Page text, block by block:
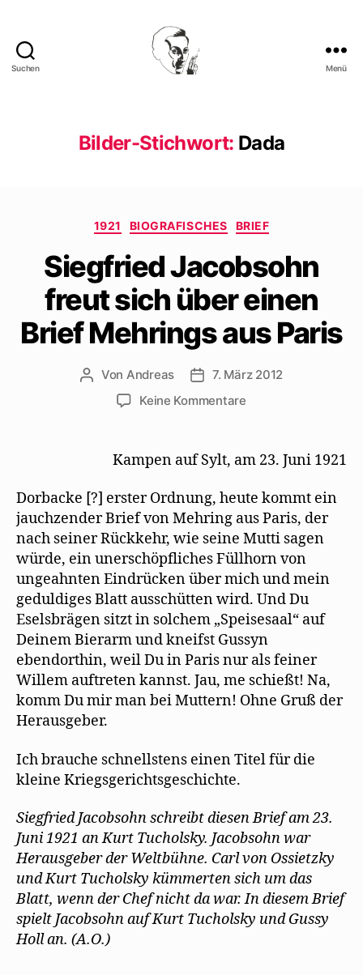
Suchen Menü
Bilder-Stichwort: Dada
Kategorien
1921 BIOGRAFISCHES BRIEF
Siegfried Jacobsohn
freut sich über einen
Brief Mehrings aus Paris
Beitragsautor
Von Andreas Beitragsdatum
7. März 2012
Keine Kommentarezu
freut
über
einen
Brief
Mehrings
aus
Paris
Kampen auf Sylt, am 23. Juni 1921
Dorbacke [?] erster Ordnung, heute kommt ein
jauchzender Brief von Mehring aus Paris, der
nach seiner Rückkehr, wie seine Mutti sagen
würde, ein unerschöpfliches Füllhorn von
ungeahnten Eindrücken über mich und mein
geduldiges Blatt ausschütten wird. Und Du
Eselsbrägen sitzt in solchem „Speisesaal“ auf
Deinem Bierarm und kneifst Gussyn
ebendorthin, weil Du in Paris nur als feiner
Willem auftreten kannst. Jau, me schießt! Na,
komm Du mir man bei Muttern! Ohne Gruß der
Herausgeber.
Ich brauche schnellstens einen Titel für die
kleine Kriegsgerichtsgeschichte.
Siegfried Jacobsohn schreibt diesen Brief am 23.
Juni 1921 an Kurt Tucholsky. Jacobsohn war
Herausgeber der Weltbühne. Carl von Ossietzky
und Kurt Tucholsky kümmerten sich um das
Blatt, wenn der Chef nicht da war. In diesem Brief
spielt Jacobsohn auf Kurt Tucholsky und Gussy
Holl an. (A.O.)